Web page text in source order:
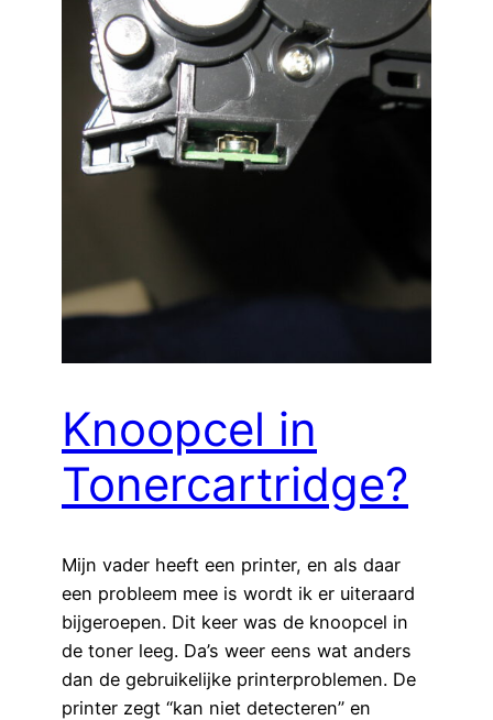
Knoopcel in
Tonercartridge?
Mijn vader heeft een printer, en als daar
een probleem mee is wordt ik er uiteraard
bijgeroepen. Dit keer was de knoopcel in
de toner leeg. Da’s weer eens wat anders
dan de gebruikelijke printerproblemen. De
printer zegt “kan niet detecteren” en